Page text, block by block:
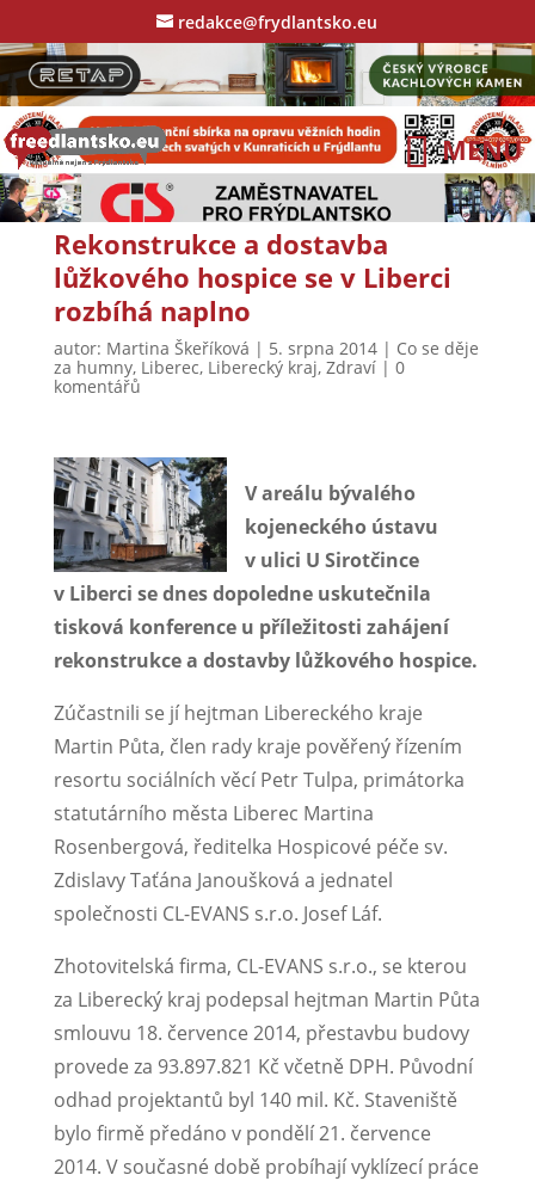
redakce@frydlantsko.eu
Rekonstrukce a dostavba
lůžkového hospice se v Liberci
rozbíhá naplno
autor: Martina Škeříková | 5. srpna 2014| Co se děje
za humny, Liberec, Liberecký kraj, Zdraví| 0
komentářů
V areálu bývalého
kojeneckého ústavu
v ulici U Sirotčince
v Liberci se dnes dopoledne uskutečnila
tisková konference u příležitosti zahájení
rekonstrukce a dostavby lůžkového hospice.
Zúčastnili se jí hejtman Libereckého kraje
Martin Půta, člen rady kraje pověřený řízením
resortu sociálních věcí Petr Tulpa, primátorka
statutárního města Liberec Martina
Rosenbergová, ředitelka Hospicové péče sv.
Zdislavy Taťána Janoušková a jednatel
společnosti CL-EVANS s.r.o. Josef Láf.
Zhotovitelská firma, CL-EVANS s.r.o., se kterou
za Liberecký kraj podepsal hejtman Martin Půta
smlouvu 18. července 2014, přestavbu budovy
provede za 93.897.821 Kč včetně DPH. Původní
odhad projektantů byl 140 mil. Kč. Staveniště
bylo firmě předáno v pondělí 21. července
2014. V současné době probíhají vyklízecí práce